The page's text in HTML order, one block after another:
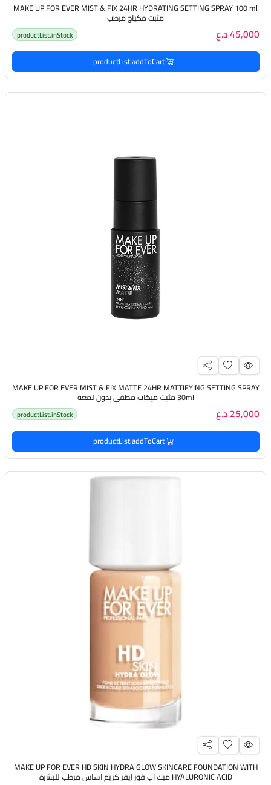
MAKE UP FOR EVER MIST & FIX 24HR HYDRATING SETTING SPRAY 100 ml
مثبت مكياج مرطب
45,000 د.ع productList.inStock
productList.addToCart
MAKE UP FOR EVER MIST & FIX MATTE 24HR MATTIFYING SETTING SPRAY
30ml مثبت ميكاب مطفي بدون لمعة
25,000 د.ع productList.inStock
productList.addToCart
MAKE UP FOR EVER HD SKIN HYDRA GLOW SKINCARE FOUNDATION WITH
HYALURONIC ACID ميك اب فور ايفر كريم اساس مرطب للبشرة